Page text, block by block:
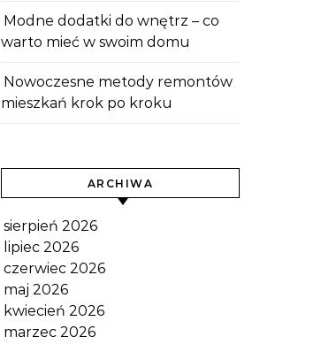
Modne dodatki do wnętrz – co
warto mieć w swoim domu
Nowoczesne metody remontów
mieszkań krok po kroku
ARCHIWA
sierpień 2026
lipiec 2026
czerwiec 2026
maj 2026
kwiecień 2026
marzec 2026